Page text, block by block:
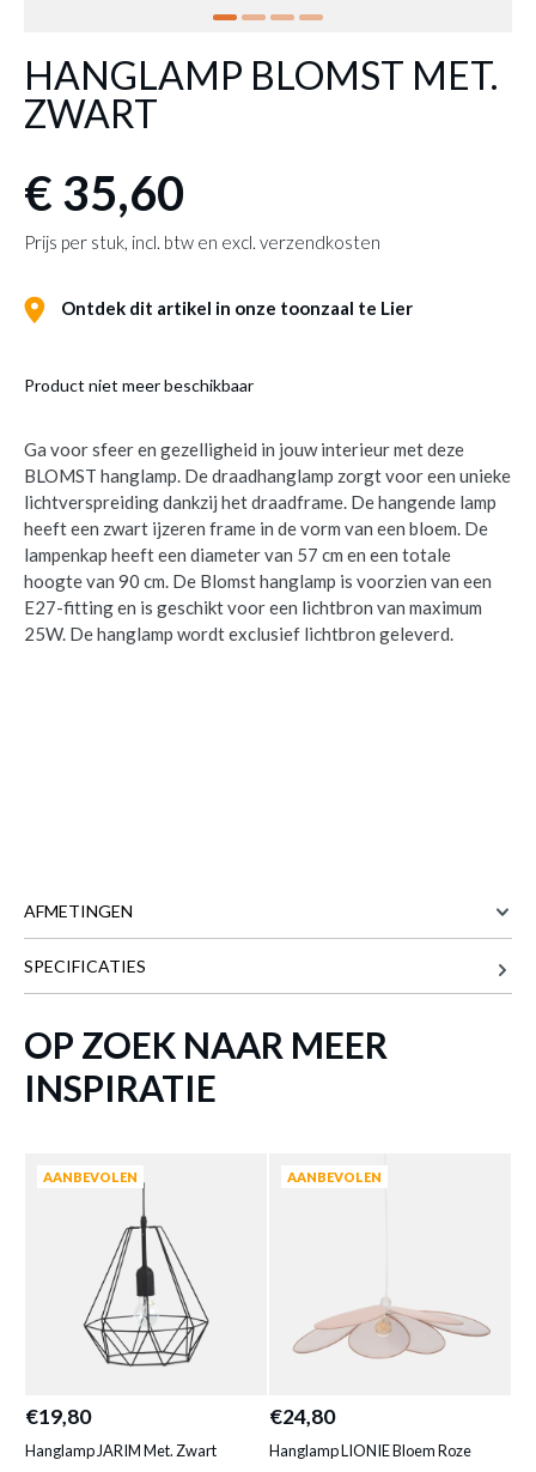
HANGLAMP BLOMST MET.
ZWART
€ 35,60
Prijs per stuk, incl. btw en excl. verzendkosten
Ontdek dit artikel in onze toonzaal te Lier
Product niet meer beschikbaar
Ga voor sfeer en gezelligheid in jouw interieur met deze
BLOMST hanglamp. De draadhanglamp zorgt voor een unieke
lichtverspreiding dankzij het draadframe. De hangende lamp
heeft een zwart ijzeren frame in de vorm van een bloem. De
lampenkap heeft een diameter van 57 cm en een totale
hoogte van 90 cm. De Blomst hanglamp is voorzien van een
E27-fitting en is geschikt voor een lichtbron van maximum
25W. De hanglamp wordt exclusief lichtbron geleverd.
AFMETINGEN
HOOGTE 90 cm
Meer afmetingen
SPECIFICATIES
OP ZOEK NAAR MEER
INSPIRATIE
AANBEVOLEN
€19,80
Hanglamp JARIM Met. Zwart
AANBEVOLEN
€24,80
Hanglamp LIONIE Bloem Roze
toegevoegd aan je winkelmandje
HANGLAMP BLOMST MET. ZWART
Productnummer: Y14300041506
€ 35,60
Prijs per stuk, incl. btw en excl. verzendkosten